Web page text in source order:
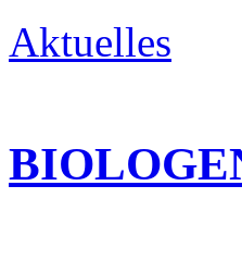
Aktuelles